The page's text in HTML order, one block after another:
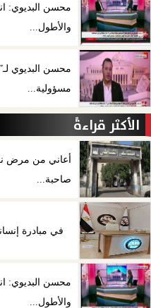
والأطول...
محسن البديوي
مسؤولية...
الأكثر قراءةً
أعاني من مرض
صاحبة...
في مبادرة
والأطول...